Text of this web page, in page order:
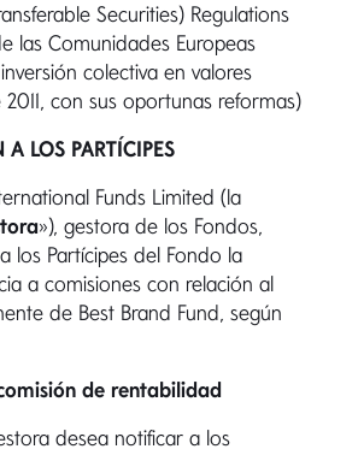
Securities) Regulations
las Comunidades Europeas
colectiva en valores
con sus oportunas reformas)
LOS PARTÍCIPES
Funds Limited (la
»), gestora de los Fondos,
los Partícipes del Fondo la
a comisiones con relación al
de Best Brand Fund, según
de rentabilidad
desea notificar a los